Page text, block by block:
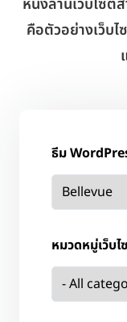
คือตัวอย่างเว็บไ
ธีม
หมวดหมู่เว็บไ